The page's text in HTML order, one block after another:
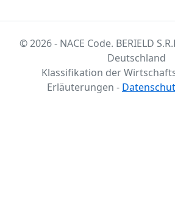
© 2026 - NACE Code. BERIELD
Deutschland
Klassifikation der
Erläuterungen -